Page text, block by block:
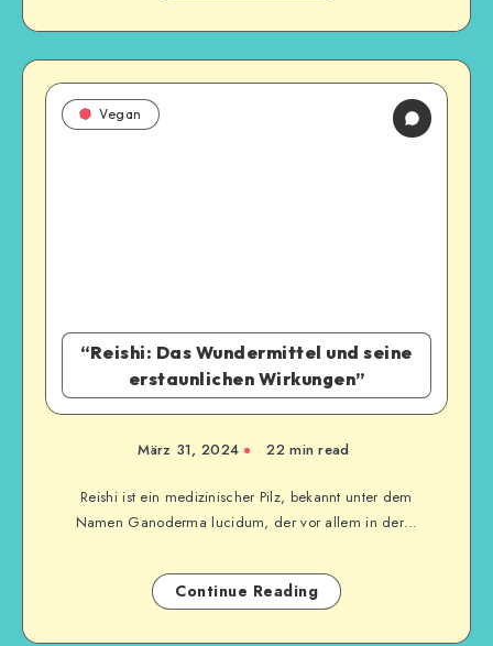
“Reishi: Das Wundermittel und seine
erstaunlichen Wirkungen”
Vegan
März 31, 2024 22min read
Reishi ist ein medizinischer Pilz, bekannt unter dem
Namen Ganoderma lucidum, der vor allem in der…
Continue Reading